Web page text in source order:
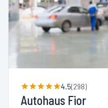
4.5(298)
Autohaus Fior